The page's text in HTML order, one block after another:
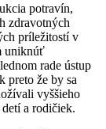
potravín,
zdravotných
príležitostí v
uniknúť
rade ústup
preto že by sa
vyššieho
a rodičiek.